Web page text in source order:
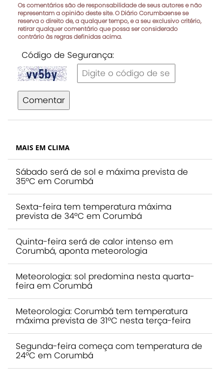
Os comentários são de responsabilidade de seus autores e não
representam a opinião deste site. O Diário Corumbaense se
reserva o direito de, a qualquer tempo, e a seu exclusivo critério,
retirar qualquer comentário que possa ser considerado
contrário às regras definidas acima.
Código de Segurança:
Comentar
MAIS EM CLIMA
Sábado será de sol e máxima prevista de
35ºC em Corumbá
Sexta-feira tem temperatura máxima
prevista de 34ºC em Corumbá
Quinta-feira será de calor intenso em
Corumbá, aponta meteorologia
Meteorologia: sol predomina nesta quarta-
feira em Corumbá
Meteorologia: Corumbá tem temperatura
máxima prevista de 31ºC nesta terça-feira
Segunda-feira começa com temperatura de
24ºC em Corumbá